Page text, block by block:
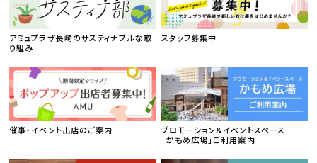
アミュプラザ長崎のサスティナブルな取
り組み
スタッフ募集中
催事・イベント出店のご案内
プロモーション＆イベントスペース
「かもめ広場」ご利用案内